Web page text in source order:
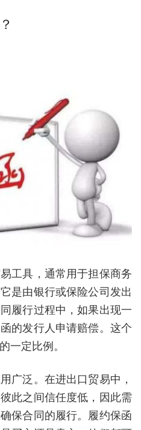
工具，通常用于担保商务
是由银行或保险公司发出
履行过程中，如果出现一
的发行人申请赔偿。这个
一定比例。
广泛。在进出口贸易中，
此之间信任度低，因此需
保合同的履行。履约保函